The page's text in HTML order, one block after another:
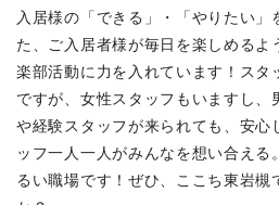
入居様の「できる」・「やりたい」
た、ご入居者様が毎日を楽しめるよ
楽部活動に力を入れています！スタ
ですが、女性スタッフもいますし、
や経験スタッフが来られても、安心
ッフ一人一人がみんなを想い合える
るい職場です！ぜひ、ここち東岩槻